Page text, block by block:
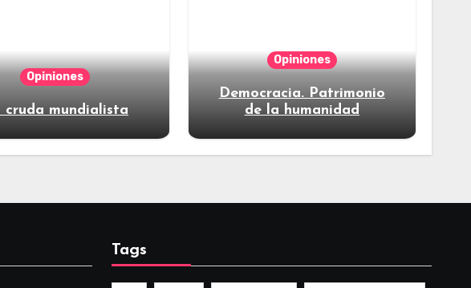
Opiniones
cruda mundialista
Opiniones
Democracia. Patrimonio
de la humanidad
Tags